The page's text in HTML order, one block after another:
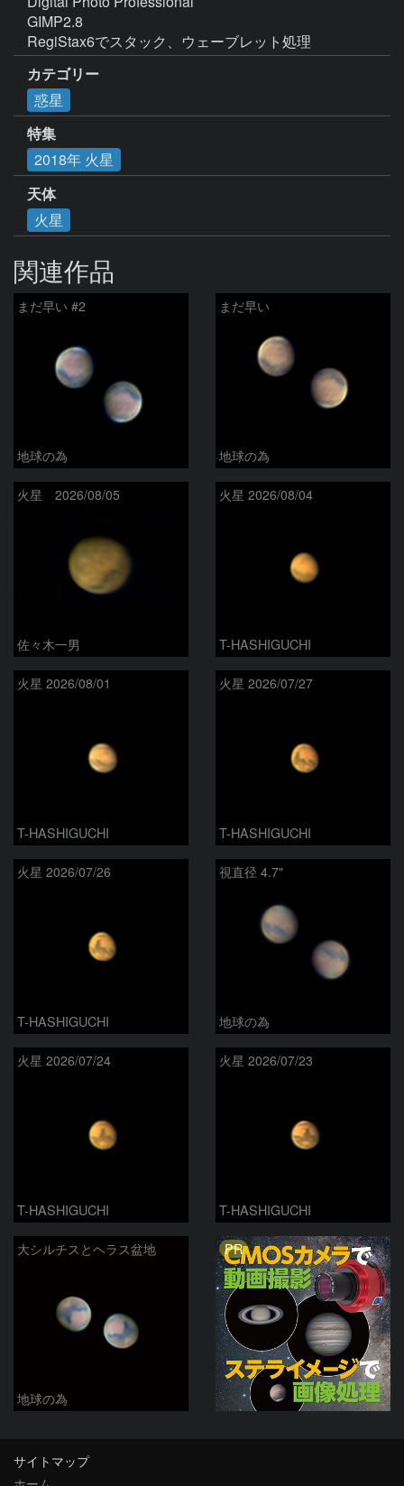
GIMP2.8
RegiStax6でスタック、ウェーブレット処理
カテゴリー
惑星
特集
2018年 火星
天体
火星
関連作品
まだ早い #2
地球の為
まだ早い
地球の為
火星 2026/08/05
佐々木一男
火星 2026/08/04
T-HASHIGUCHI
火星 2026/08/01
T-HASHIGUCHI
火星 2026/07/27
T-HASHIGUCHI
火星 2026/07/26
T-HASHIGUCHI
視直径 4.7"
地球の為
火星 2026/07/24
T-HASHIGUCHI
火星 2026/07/23
T-HASHIGUCHI
大シルチスとヘラス盆地
地球の為
PR
サイトマップ